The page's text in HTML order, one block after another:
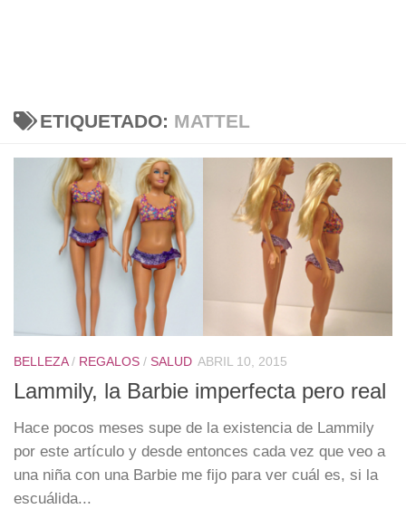
ETIQUETADO: MATTEL
BELLEZA/ REGALOS / SALUD ABRIL 10, 2015
Lammily, la Barbie imperfecta pero real
Hace pocos meses supe de la existencia de Lammily
por este artículo y desde entonces cada vez que veo a
una niña con una Barbie me fijo para ver cuál es, si la
escuálida...